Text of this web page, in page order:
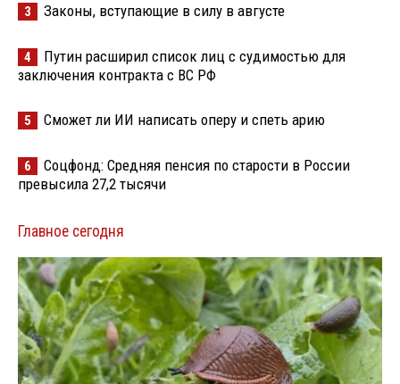
3 Законы, вступающие в силу в августе
4
Путин расширил список лиц с судимостью для
заключения контракта с ВС РФ
5 Сможет ли ИИ написать оперу и спеть арию
6
Соцфонд: Средняя пенсия по старости в России
превысила 27,2 тысячи
Главное сегодня